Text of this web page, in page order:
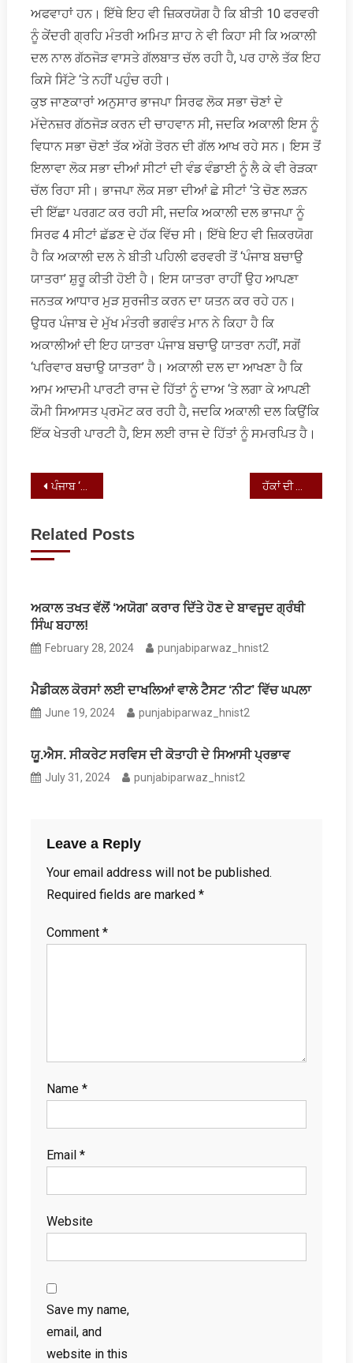
ਅਫਵਾਹਾਂ ਹਨ। ਇੱਥੇ ਇਹ ਵੀ ਜ਼ਿਕਰਯੋਗ ਹੈ ਕਿ ਬੀਤੀ 10 ਫਰਵਰੀ
ਨੂੰ ਕੇਂਦਰੀ ਗ੍ਰਹਿ ਮੰਤਰੀ ਅਮਿਤ ਸ਼ਾਹ ਨੇ ਵੀ ਕਿਹਾ ਸੀ ਕਿ ਅਕਾਲੀ
ਦਲ ਨਾਲ ਗੱਠਜੋੜ ਵਾਸਤੇ ਗੱਲਬਾਤ ਚੱਲ ਰਹੀ ਹੈ, ਪਰ ਹਾਲੇ ਤੱਕ ਇਹ
ਕਿਸੇ ਸਿੱਟੇ ‘ਤੇ ਨਹੀਂ ਪਹੁੰਚ ਰਹੀ।
ਕੁਝ ਜਾਣਕਾਰਾਂ ਅਨੁਸਾਰ ਭਾਜਪਾ ਸਿਰਫ ਲੋਕ ਸਭਾ ਚੋਣਾਂ ਦੇ
ਮੱਦੇਨਜ਼ਰ ਗੱਠਜੋੜ ਕਰਨ ਦੀ ਚਾਹਵਾਨ ਸੀ, ਜਦਕਿ ਅਕਾਲੀ ਇਸ ਨੂੰ
ਵਿਧਾਨ ਸਭਾ ਚੋਣਾਂ ਤੱਕ ਅੱਗੇ ਤੋਰਨ ਦੀ ਗੱਲ ਆਖ ਰਹੇ ਸਨ। ਇਸ ਤੋਂ
ਇਲਾਵਾ ਲੋਕ ਸਭਾ ਦੀਆਂ ਸੀਟਾਂ ਦੀ ਵੰਡ ਵੰਡਾਈ ਨੂੰ ਲੈ ਕੇ ਵੀ ਰੇੜਕਾ
ਚੱਲ ਰਿਹਾ ਸੀ। ਭਾਜਪਾ ਲੋਕ ਸਭਾ ਦੀਆਂ ਛੇ ਸੀਟਾਂ ‘ਤੇ ਚੋਣ ਲੜਨ
ਦੀ ਇੱਛਾ ਪਰਗਟ ਕਰ ਰਹੀ ਸੀ, ਜਦਕਿ ਅਕਾਲੀ ਦਲ ਭਾਜਪਾ ਨੂੰ
ਸਿਰਫ 4 ਸੀਟਾਂ ਛੱਡਣ ਦੇ ਹੱਕ ਵਿੱਚ ਸੀ। ਇੱਥੇ ਇਹ ਵੀ ਜ਼ਿਕਰਯੋਗ
ਹੈ ਕਿ ਅਕਾਲੀ ਦਲ ਨੇ ਬੀਤੀ ਪਹਿਲੀ ਫਰਵਰੀ ਤੋਂ ‘ਪੰਜਾਬ ਬਚਾਉ
ਯਾਤਰਾ’ ਸ਼ੁਰੂ ਕੀਤੀ ਹੋਈ ਹੈ। ਇਸ ਯਾਤਰਾ ਰਾਹੀਂ ਉਹ ਆਪਣਾ
ਜਨਤਕ ਆਧਾਰ ਮੁੜ ਸੁਰਜੀਤ ਕਰਨ ਦਾ ਯਤਨ ਕਰ ਰਹੇ ਹਨ।
ਉਧਰ ਪੰਜਾਬ ਦੇ ਮੁੱਖ ਮੰਤਰੀ ਭਗਵੰਤ ਮਾਨ ਨੇ ਕਿਹਾ ਹੈ ਕਿ
ਅਕਾਲੀਆਂ ਦੀ ਇਹ ਯਾਤਰਾ ਪੰਜਾਬ ਬਚਾਉ ਯਾਤਰਾ ਨਹੀਂ, ਸਗੋਂ
‘ਪਰਿਵਾਰ ਬਚਾਉ ਯਾਤਰਾ’ ਹੈ। ਅਕਾਲੀ ਦਲ ਦਾ ਆਖਣਾ ਹੈ ਕਿ
ਆਮ ਆਦਮੀ ਪਾਰਟੀ ਰਾਜ ਦੇ ਹਿੱਤਾਂ ਨੂੰ ਦਾਅ ‘ਤੇ ਲਗਾ ਕੇ ਆਪਣੀ
ਕੌਮੀ ਸਿਆਸਤ ਪ੍ਰਮੋਟ ਕਰ ਰਹੀ ਹੈ, ਜਦਕਿ ਅਕਾਲੀ ਦਲ ਕਿਉਂਕਿ
ਇੱਕ ਖੇਤਰੀ ਪਾਰਟੀ ਹੈ, ਇਸ ਲਈ ਰਾਜ ਦੇ ਹਿੱਤਾਂ ਨੂੰ ਸਮਰਪਿਤ ਹੈ।
Post
ਪੰਜਾਬ ‘ਚ ਚੋਣ ਅਖਾੜਾ ਮਘਿਆ
Related Posts
ਅਕਾਲ ਤਖਤ ਵੱਲੋਂ ‘ਅਯੋਗ’ ਕਰਾਰ ਦਿੱਤੇ ਹੋਣ ਦੇ ਬਾਵਜੂਦ ਗ੍ਰੰਥੀ
ਸਿੰਘ ਬਹਾਲ!
February 28, 2024 punjabiparwaz_hnist2
ਮੈਡੀਕਲ ਕੋਰਸਾਂ ਲਈ ਦਾਖਲਿਆਂ ਵਾਲੇ ਟੈਸਟ ‘ਨੀਟ’ ਵਿੱਚ ਘਪਲਾ
June 19, 2024 punjabiparwaz_hnist2
ਯੂ.ਐਸ. ਸੀਕਰੇਟ ਸਰਵਿਸ ਦੀ ਕੋਤਾਹੀ ਦੇ ਸਿਆਸੀ ਪ੍ਰਭਾਵ
July 31, 2024 punjabiparwaz_hnist2
Leave a Reply
Your email address will not be published.
Required fields are marked *
Comment *
Name *
Email *
Website
Save my name,
email, and
website in this